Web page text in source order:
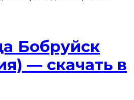
Бобруйск
— скачать в